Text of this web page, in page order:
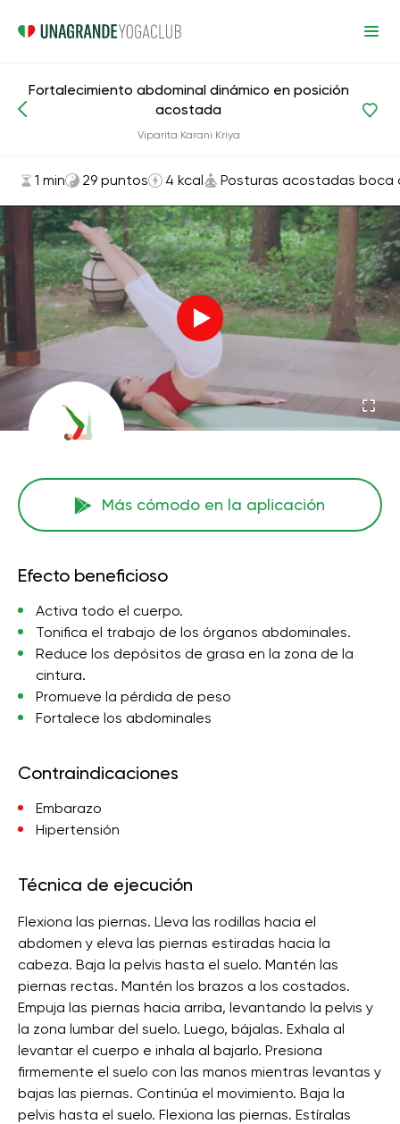
Posturas acostadas boca arriba
Fortalecimiento abdominal dinámico en posición
acostada
Viparita Karani Kriya
1 min 29 puntos 4 kcal Posturas acostadas boca
Más cómodo en la aplicación
Efecto beneficioso
Activa todo el cuerpo.
Tonifica el trabajo de los órganos abdominales.
Reduce los depósitos de grasa en la zona de la
cintura.
Promueve la pérdida de peso
Fortalece los abdominales
Contraindicaciones
Embarazo
Hipertensión
Técnica de ejecución
Flexiona las piernas. Lleva las rodillas hacia el
abdomen y eleva las piernas estiradas hacia la
cabeza. Baja la pelvis hasta el suelo. Mantén las
piernas rectas. Mantén los brazos a los costados.
Empuja las piernas hacia arriba, levantando la pelvis y
la zona lumbar del suelo. Luego, bájalas. Exhala al
levantar el cuerpo e inhala al bajarlo. Presiona
firmemente el suelo con las manos mientras levantas y
bajas las piernas. Continúa el movimiento. Baja la
pelvis hasta el suelo. Flexiona las piernas. Estíralas